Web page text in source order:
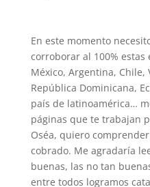
En este momento
corroborar al 100% estas
México, Argentina, Chile,
República Dominicana,
país de latinoamérica…
páginas que te trabajan
Oséa, quiero
cobrado. Me agradaría
buenas, las no tan
entre todos logramos